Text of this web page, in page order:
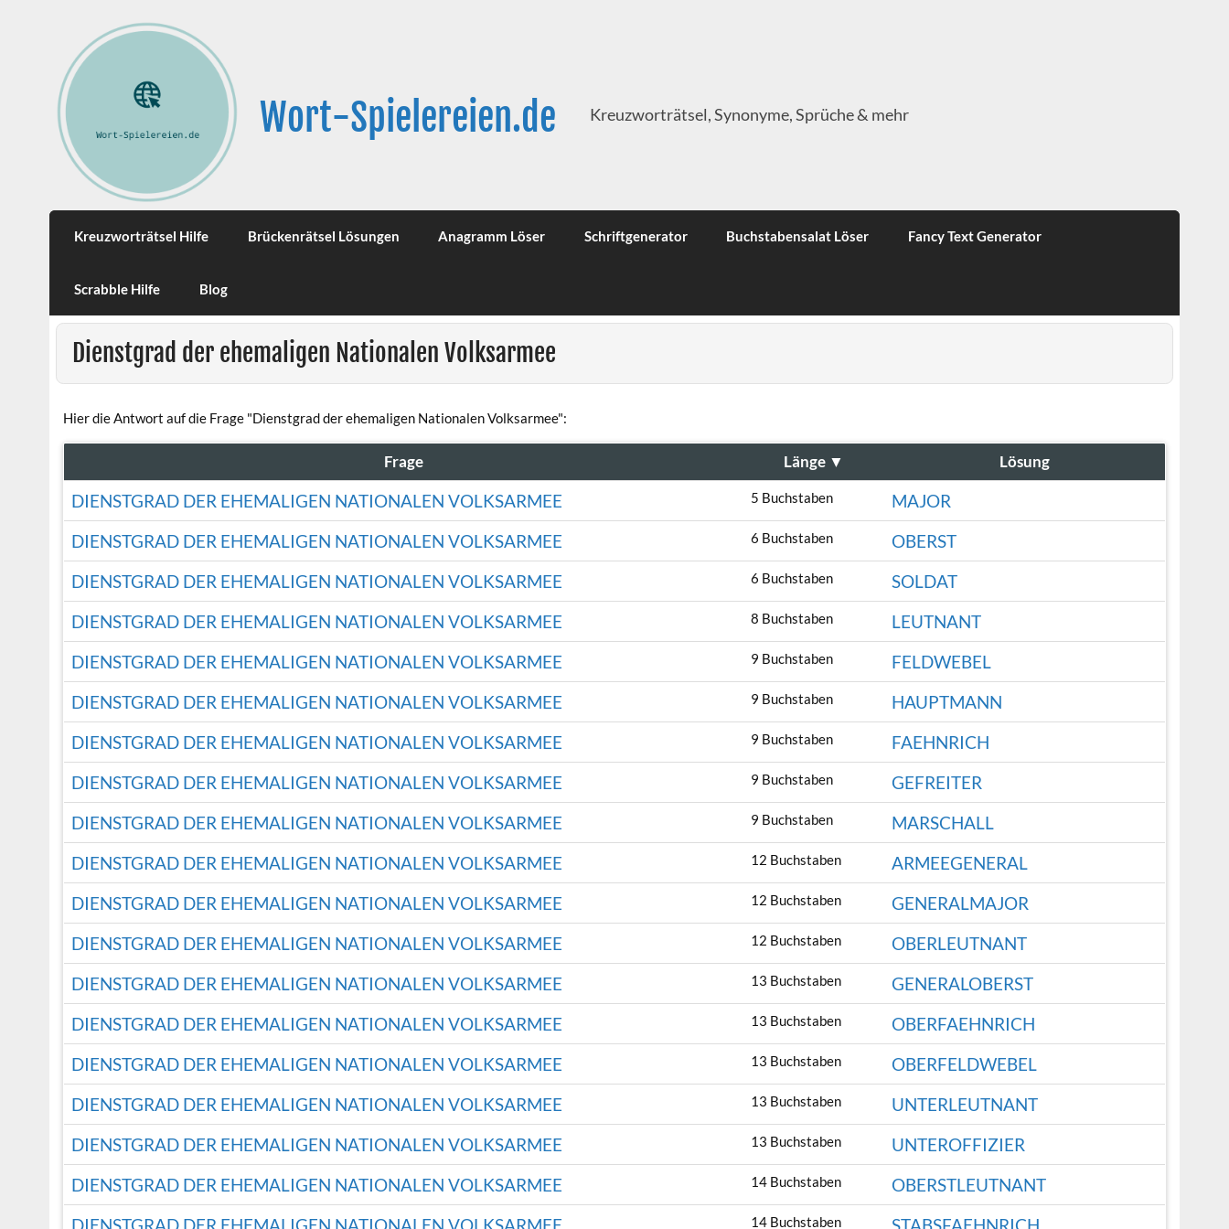
Wort-Spielereien.de Kreuzworträtsel, Synonyme, Sprüche & mehr
Kreuzworträtsel Hilfe Brückenrätsel Lösungen Anagramm Löser Schriftgenerator Buchstabensalat Löser Fancy Text Generator
Scrabble Hilfe Blog
Dienstgrad der ehemaligen Nationalen Volksarmee
Hier die Antwort auf die Frage "Dienstgrad der ehemaligen Nationalen Volksarmee":
Frage Länge ▼ Lösung
DIENSTGRAD DER EHEMALIGEN NATIONALEN VOLKSARMEE 5 Buchstaben
MAJOR
DIENSTGRAD DER EHEMALIGEN NATIONALEN VOLKSARMEE
6 Buchstaben
OBERST
DIENSTGRAD DER EHEMALIGEN NATIONALEN VOLKSARMEE
6 Buchstaben
SOLDAT
DIENSTGRAD DER EHEMALIGEN NATIONALEN VOLKSARMEE
8 Buchstaben
LEUTNANT
DIENSTGRAD DER EHEMALIGEN NATIONALEN VOLKSARMEE
9 Buchstaben
FELDWEBEL
DIENSTGRAD DER EHEMALIGEN NATIONALEN VOLKSARMEE
9 Buchstaben
HAUPTMANN
DIENSTGRAD DER EHEMALIGEN NATIONALEN VOLKSARMEE
9 Buchstaben
FAEHNRICH
DIENSTGRAD DER EHEMALIGEN NATIONALEN VOLKSARMEE
9 Buchstaben
GEFREITER
DIENSTGRAD DER EHEMALIGEN NATIONALEN VOLKSARMEE
9 Buchstaben
MARSCHALL
DIENSTGRAD DER EHEMALIGEN NATIONALEN VOLKSARMEE
12 Buchstaben
ARMEEGENERAL
DIENSTGRAD DER EHEMALIGEN NATIONALEN VOLKSARMEE
12 Buchstaben
GENERALMAJOR
DIENSTGRAD DER EHEMALIGEN NATIONALEN VOLKSARMEE
12 Buchstaben
OBERLEUTNANT
DIENSTGRAD DER EHEMALIGEN NATIONALEN VOLKSARMEE
13 Buchstaben
GENERALOBERST
DIENSTGRAD DER EHEMALIGEN NATIONALEN VOLKSARMEE
13 Buchstaben
OBERFAEHNRICH
DIENSTGRAD DER EHEMALIGEN NATIONALEN VOLKSARMEE
13 Buchstaben
OBERFELDWEBEL
DIENSTGRAD DER EHEMALIGEN NATIONALEN VOLKSARMEE
13 Buchstaben
UNTERLEUTNANT
DIENSTGRAD DER EHEMALIGEN NATIONALEN VOLKSARMEE
13 Buchstaben
UNTEROFFIZIER
DIENSTGRAD DER EHEMALIGEN NATIONALEN VOLKSARMEE
14 Buchstaben
OBERSTLEUTNANT
14 Buchstaben